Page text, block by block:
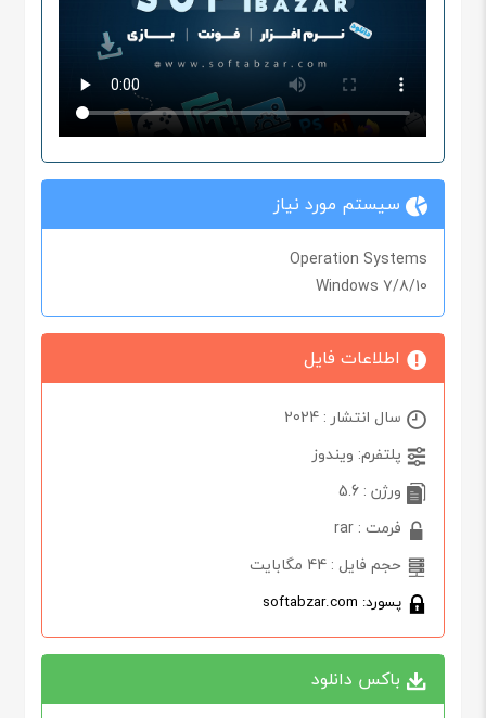
سیستم مورد نیاز
Operation Systems
Windows 7/8/10
اطلاعات فایل
سال انتشار : 2024
پلتفرم: ویندوز
ورژن : 5.6
فرمت : rar
حجم فایل : 44 مگابایت
پسورد: softabzar.com
باکس دانلود